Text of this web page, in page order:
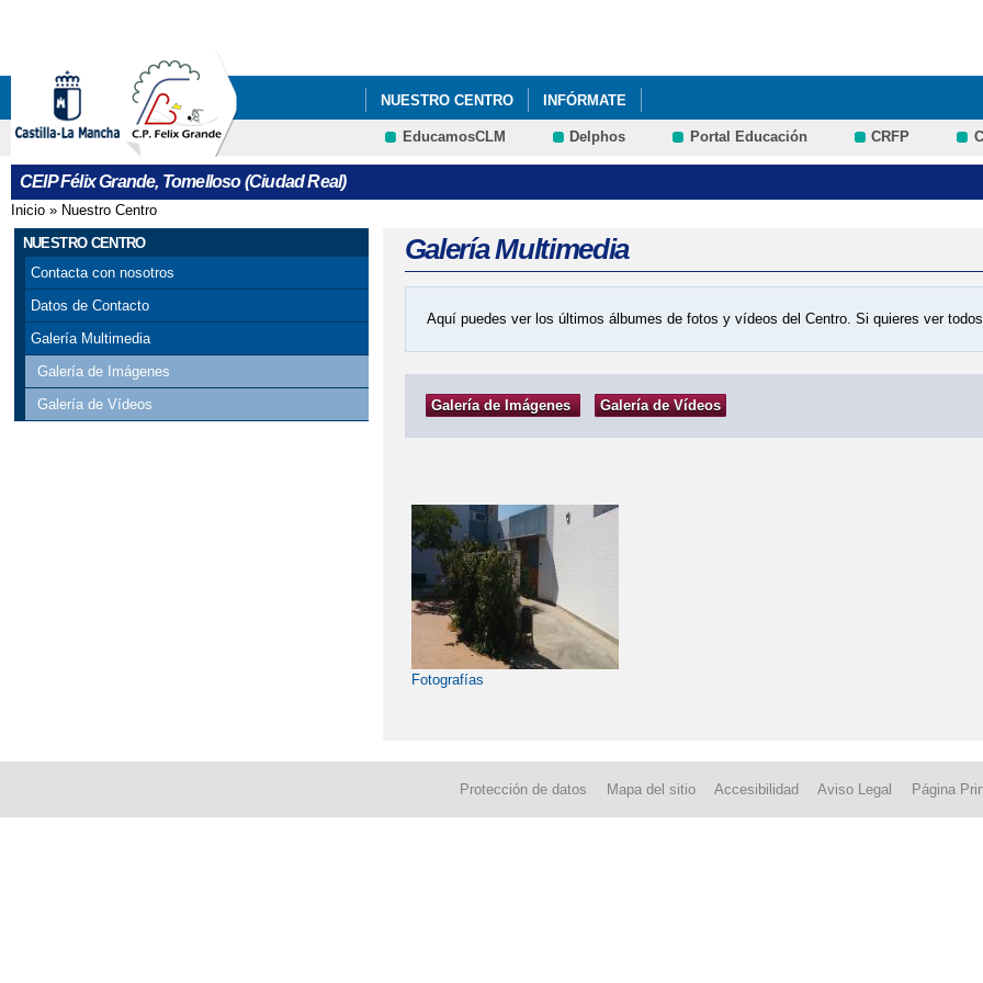
NUESTRO CENTRO INFÓRMATE
EducamosCLM Delphos Portal Educación CRFP
CEIP Félix Grande, Tomelloso (Ciudad Real)
Se encuentra usted aquí
Inicio » Nuestro Centro
NUESTRO CENTRO
Contacta con nosotros
Datos de Contacto
Galería Multimedia
Galería de Imágenes
Galería de Vídeos
Galería Multimedia
Aquí puedes ver los últimos álbumes de fotos y vídeos del Centro. Si quieres ver
Galería de Imágenes Galería de Vídeos
Fotografías
Protección de datos Mapa del sitio Accesibilidad Aviso Legal Página